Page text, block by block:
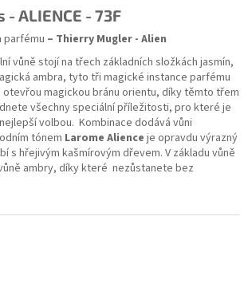
- ALIENCE - 73F
parfému – Thierry Mugler - Alien
vůně stojí na třech základních složkách jasmín,
ambra, tyto tři magické instance parfému
otevřou magickou bránu orientu, díky těmto třem
všechny speciální příležitosti, pro které je
volbou. Kombinace dodává vůni
tónem Larome Alience je opravdu výrazný
s hřejivým kašmírovým dřevem. V základu vůně
ambry, díky které nezůstanete bez